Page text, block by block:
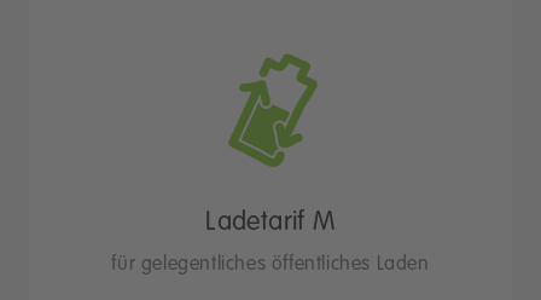
Ladetarif M
für gelegentliches öffentliches Laden